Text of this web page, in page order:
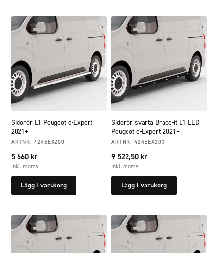
Sidorör L1 Peugeot e-Expert
2021+
ARTNR: 424EEX200
5 660 kr
Inkl. moms
Lägg i varukorg
Sidorör svarta Brace-it L1 LED
Peugeot e-Expert 2021+
ARTNR: 424EEX203
9 522,50 kr
Inkl. moms
Lägg i varukorg